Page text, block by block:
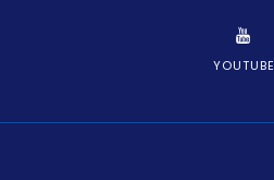
YOUTUBE